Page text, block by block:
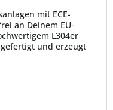
mit ECE-
an Deinem EU-
L304er
und erzeugt